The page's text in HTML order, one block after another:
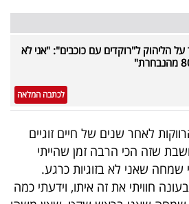
על הליהוק ל"רוקדים עם כוכבים": "אני לא
לכתבה המלאה
לאחר שנים של חיים זוגיים
שזה הכי הרבה זמן שהייתי
שמחה שאני לא בזוגיות כרגע.
חוויתי את זה איתו, וידעתי כמה